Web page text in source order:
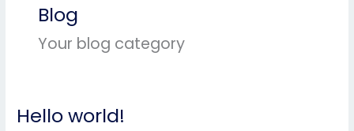
Blog
Your blog category
Hello world!
Hello